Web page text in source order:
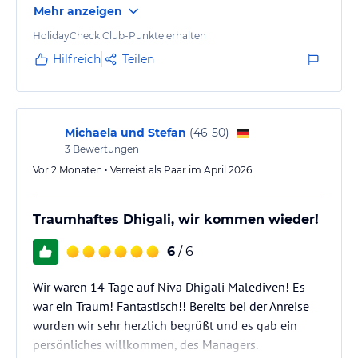
unvergessliches Open-Air-Erlebnis.
Familienaktivitäten
Kids Club: Ein technologiefreier Bereich für Kinder von 4–12
im Freien.
Babysitting-Service: Betreute Kinderbetreuung für Kinder im Alter
von 2–12 Jahren – damit Eltern entspannen können.
Ausflüge & Erlebnisse
Glasboden-Bootstour: Erkunden Sie das Hausriff, ohne nass zu
werden.
Delfin- & Sonnenuntergangsfahrten: Begeben Sie sich auf
unvergessliche Fahrten, um Delfine und traumhafte
Sonnenuntergänge zu erleben.
Angelausflüge & Sandbank-Picknicks: Erleben Sie traditionelles
Sandbank.
Sonstige Einrichtungen und Services
Rezeption rund um die Uhr
frequentiert sein. Hausriff ist gut, v.a. an den
Inselenden (Haalibar, East Bar); in der Mitte oft eher
sandig.
Mehr anzeigen
HolidayCheck Club-Punkte erhalten
Hilfreich Teilen
Michaela und Stefan (46-50)
3 Bewertungen
Vor 2 Monaten • Verreist als Paar im April 2026
Traumhaftes Dhigali, wir kommen wieder!
6 / 6
Wir waren 14 Tage auf Niva Dhigali Malediven! Es
war ein Traum! Fantastisch!! Bereits bei der Anreise
wurden wir sehr herzlich begrüßt und es gab ein
persönliches willkommen, des Managers.